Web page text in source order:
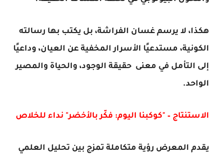
هكذا، لا يرسم غسان الفراشة، بل يكتب بها رسالته
الكونية، مستدعيًا الأسرار المخفية عن العيان، وداعيًا
إلى التأمل في معنى حقيقة الوجود، والحياة والمصير
الواحد.
الاستنتاج – "كوكبنا اليوم: فكّر بالأخضر" نداء للخلاص
يقدم المعرض رؤية متكاملة تمزج بين تحليل العلمي